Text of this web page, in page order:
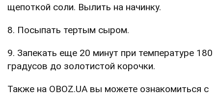
щепоткой соли. Вылить на начинку.
8. Посыпать тертым сыром.
9. Запекать еще 20 минут при температуре 180
градусов до золотистой корочки.
Также на OBOZ.UA вы можете ознакомиться с